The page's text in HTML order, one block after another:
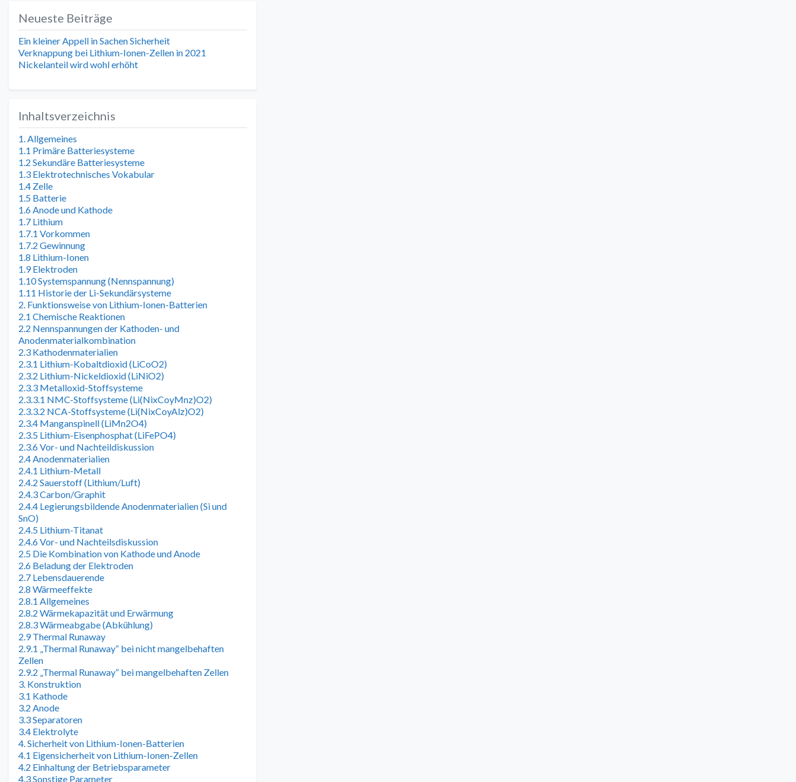
Neueste Beiträge
Ein kleiner Appell in Sachen Sicherheit
Verknappung bei Lithium-Ionen-Zellen in 2021
Nickelanteil wird wohl erhöht
Inhaltsverzeichnis
1. Allgemeines
1.1 Primäre Batteriesysteme
1.2 Sekundäre Batteriesysteme
1.3 Elektrotechnisches Vokabular
1.4 Zelle
1.5 Batterie
1.6 Anode und Kathode
1.7 Lithium
1.7.1 Vorkommen
1.7.2 Gewinnung
1.8 Lithium-Ionen
1.9 Elektroden
1.10 Systemspannung (Nennspannung)
1.11 Historie der Li-Sekundärsysteme
2. Funktionsweise von Lithium-Ionen-Batterien
2.1 Chemische Reaktionen
2.2 Nennspannungen der Kathoden- und
Anodenmaterialkombination
2.3 Kathodenmaterialien
2.3.1 Lithium-Kobaltdioxid (LiCoO2)
2.3.2 Lithium-Nickeldioxid (LiNiO2)
2.3.3 Metalloxid-Stoffsysteme
2.3.3.1 NMC-Stoffsysteme (Li(NixCoyMnz)O2)
2.3.3.2 NCA-Stoffsysteme (Li(NixCoyAlz)O2)
2.3.4 Manganspinell (LiMn2O4)
2.3.5 Lithium-Eisenphosphat (LiFePO4)
2.3.6 Vor- und Nachteildiskussion
2.4 Anodenmaterialien
2.4.1 Lithium-Metall
2.4.2 Sauerstoff (Lithium/Luft)
2.4.3 Carbon/Graphit
2.4.4 Legierungsbildende Anodenmaterialien (Si und
SnO)
2.4.5 Lithium-Titanat
2.4.6 Vor- und Nachteilsdiskussion
2.5 Die Kombination von Kathode und Anode
2.6 Beladung der Elektroden
2.7 Lebensdauerende
2.8 Wärmeeffekte
2.8.1 Allgemeines
2.8.2 Wärmekapazität und Erwärmung
2.8.3 Wärmeabgabe (Abkühlung)
2.9 Thermal Runaway
2.9.1 „Thermal Runaway“ bei nicht mangelbehaften
Zellen
2.9.2 „Thermal Runaway“ bei mangelbehaften Zellen
3. Konstruktion
3.1 Kathode
3.2 Anode
3.3 Separatoren
3.4 Elektrolyte
4. Sicherheit von Lithium-Ionen-Batterien
4.1 Eigensicherheit von Lithium-Ionen-Zellen
4.2 Einhaltung der Betriebsparameter
4.3 Sonstige Parameter